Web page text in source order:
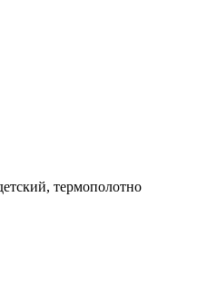
термополотно